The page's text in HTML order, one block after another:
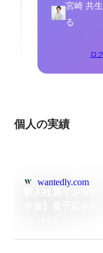
宮崎 共
る
ロ
個人の実績
wantedly.com